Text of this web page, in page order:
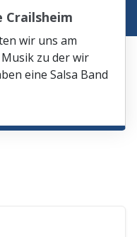
Crailsheim
wir uns am
zu der wir
eine Salsa Band